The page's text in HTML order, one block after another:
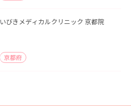
いびきメディカルクリニック 京都院
京都府